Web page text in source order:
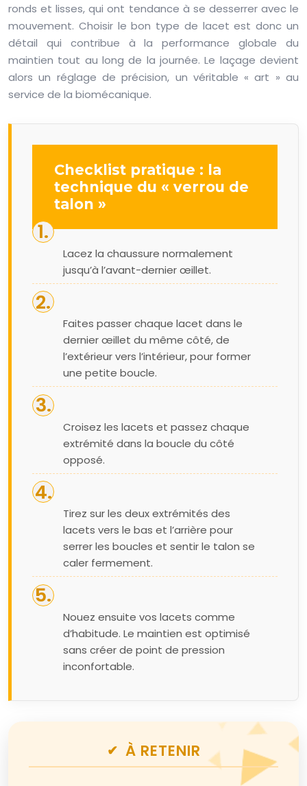
ronds et lisses, qui ont tendance à se desserrer avec le
mouvement. Choisir le bon type de lacet est donc un
détail qui contribue à la performance globale du
maintien tout au long de la journée. Le laçage devient
alors un réglage de précision, un véritable « art » au
service de la biomécanique.
Checklist pratique : la
technique du « verrou de
talon »
Lacez la chaussure normalement
jusqu’à l’avant-dernier œillet.
Faites passer chaque lacet dans le
dernier œillet du même côté, de
l’extérieur vers l’intérieur, pour former
une petite boucle.
Croisez les lacets et passez chaque
extrémité dans la boucle du côté
opposé.
Tirez sur les deux extrémités des
lacets vers le bas et l’arrière pour
serrer les boucles et sentir le talon se
caler fermement.
Nouez ensuite vos lacets comme
d’habitude. Le maintien est optimisé
sans créer de point de pression
inconfortable.
À RETENIR